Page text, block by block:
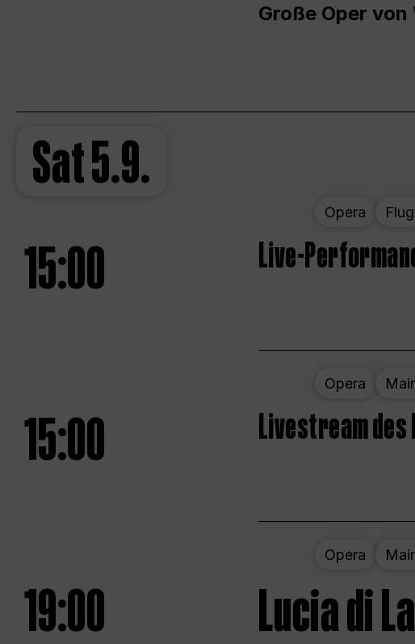
Große Oper
Sat5.9.
Opera
15:00 Live-
Opera
15:00 Livestream
Opera
19:00 Lucia di